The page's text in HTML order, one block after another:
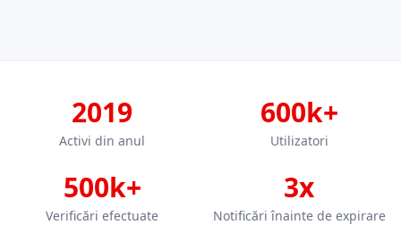
2019
Activi din anul
600k+
Utilizatori
500k+
Verificări efectuate
3x
Notificări înainte de expirare